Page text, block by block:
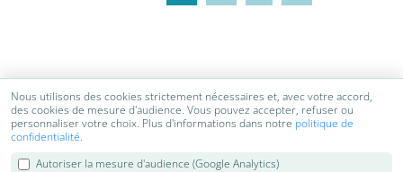
Nous utilisons des cookies strictement nécessaires et, avec votre accord,
des cookies de mesure d'audience. Vous pouvez accepter, refuser ou
personnaliser votre choix. Plus d'informations dans notre politique de
confidentialité.
Autoriser la mesure d'audience (Google Analytics)